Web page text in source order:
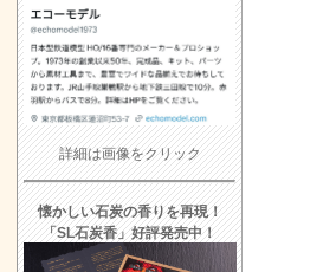
詳細は画像をクリック
懐かしい石炭の香りを再現！
「SL石炭香」好評発売中！